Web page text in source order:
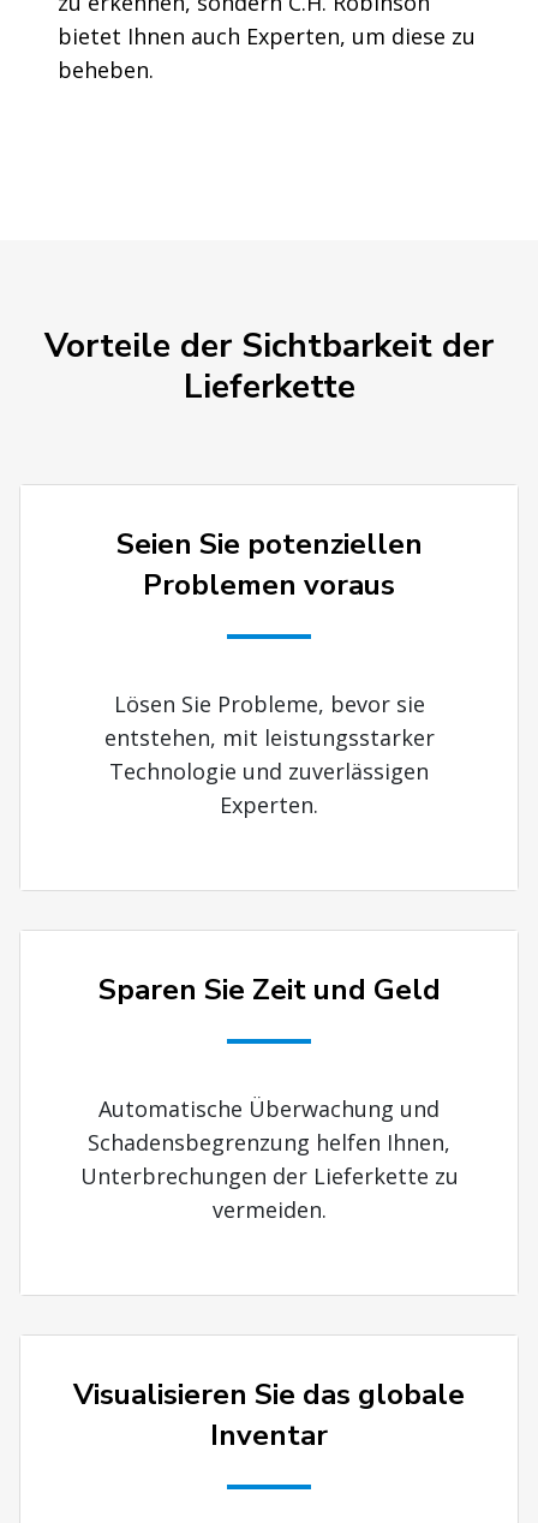
bietet Ihnen auch Experten, um diese zu
beheben.
Vorteile der Sichtbarkeit der
Lieferkette
Seien Sie potenziellen
Problemen voraus
Lösen Sie Probleme, bevor sie
entstehen, mit leistungsstarker
Technologie und zuverlässigen
Experten.
Sparen Sie Zeit und Geld
Automatische Überwachung und
Schadensbegrenzung helfen Ihnen,
Unterbrechungen der Lieferkette zu
vermeiden.
Visualisieren Sie das globale
Inventar